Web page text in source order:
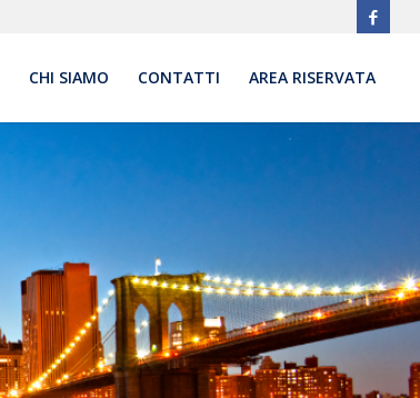
CHI SIAMO CONTATTI AREA RISERVATA